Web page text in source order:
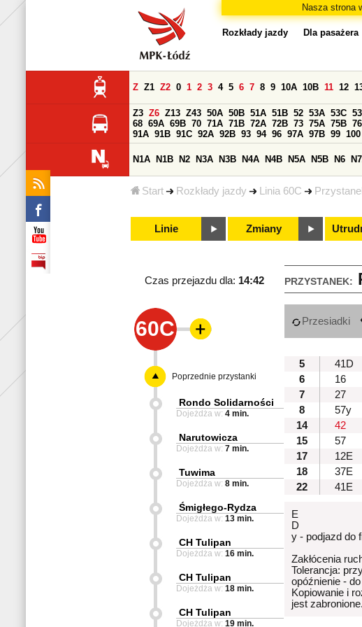
Nasza strona
Start Rozkłady jazdy Linia 60C
Rozkłady jazdy Dla pasażera
Z Z1 Z2 0 1 2 3 4 5 6 7 8 9 10A 10B 11 12
Z3 Z6 Z13 Z43 50A 50B 51A 51B 52 53A 53C
68 69A 69B 70 71A 71B 72A 72B 73 75A 75B 76
91A 91B 91C 92A 92B 93 94 96 97A 97B 99 100
N1A N1B N2 N3A N3B N4A N4B N5A N5B N6
Linie Zmiany
PRZYSTANEK:
Czas przejazdu dla: 14:42
60C Przesiadki
5
41D
6
16
7
27
8
57y
14
42
15
57
17
12E
18
37E
22
41E
E
D
y - podjazd do
Zakłócenia
Tolerancja:
opóźnienie -
Kopiowanie i
jest zabronione.
Poprzednie przystanki
Rondo Solidarności
Dojeżdża w: 4 min.
Narutowicza
Dojeżdża w: 7 min.
Tuwima
Dojeżdża w: 8 min.
Śmigłego-Rydza
Dojeżdża w: 13 min.
CH Tulipan
Dojeżdża w: 16 min.
CH Tulipan
Dojeżdża w: 18 min.
CH Tulipan
Dojeżdża w: 19 min.